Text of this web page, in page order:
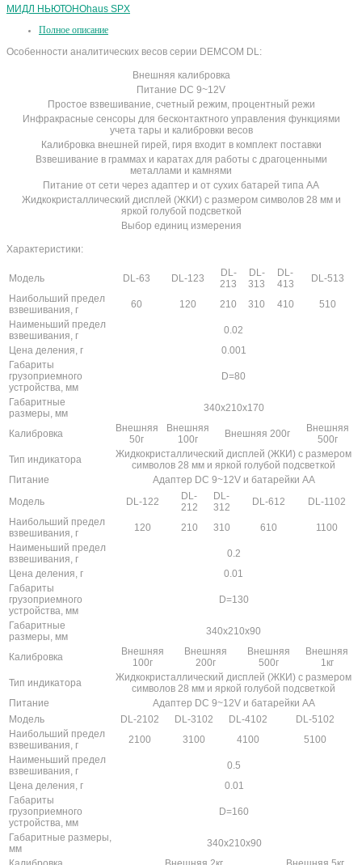
МИДЛ НЬЮТОНOhaus SPX
Полное описание
Особенности аналитических весов серии DEMCOM DL:
Внешняя калибровка
Питание DC 9~12V
Простое взвешивание, счетный режим, процентный режи
Инфракрасные сенсоры для бесконтактного управления функциями
учета тары и калибровки весов
Калибровка внешней гирей, гиря входит в комплект поставки
Взвешивание в граммах и каратах для работы с драгоценными
металлами и камнями
Питание от сети через адаптер и от сухих батарей типа AA
Жидкокристаллический дисплей (ЖКИ) с размером символов 28 мм и
яркой голубой подсветкой
Выбор единиц измерения
Характеристики:
Модель DL-63 DL-123
DL-
213
DL-
313
DL-
413
DL-513
Наибольший предел
взвешивания, г
60 120 210 310 410
510
Наименьший предел
взвешивания, г
0.02
Цена деления, г
0.001
Габариты
грузоприемного
устройства, мм
D=80
Габаритные
размеры, мм
340x210x170
Калибровка
Внешняя
50г
Внешняя
100г
Внешняя 200г
Внешняя
500г
Тип индикатора
Жидкокристаллический дисплей (ЖКИ) с размером
символов 28 мм и яркой голубой подсветкой
Питание
Адаптер DC 9~12V и батарейки АА
Модель
DL-122
DL-
212
DL-
312
DL-612
DL-1102
Наибольший предел
взвешивания, г
120 210 310 610
1100
Наименьший предел
взвешивания, г
0.2
Цена деления, г
0.01
Габариты
грузоприемного
устройства, мм
D=130
Габаритные
размеры, мм
340x210x90
Калибровка
Внешняя
100г
Внешняя
200г
Внешняя
500г
Внешняя
1кг
Тип индикатора
Жидкокристаллический дисплей (ЖКИ) с размером
символов 28 мм и яркой голубой подсветкой
Питание
Адаптер DC 9~12V и батарейки АА
Модель
DL-2102 DL-3102 DL-4102
DL-5102
Наибольший предел
взвешивания, г
2100 3100 4100
5100
Наименьший предел
взвешивания, г
0.5
Цена деления, г
0.01
Габариты
грузоприемного
устройства, мм
D=160
Габаритные размеры,
мм
340x210x90